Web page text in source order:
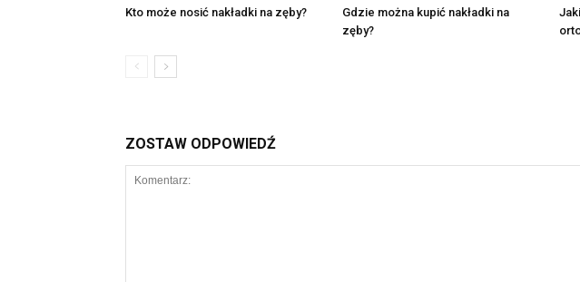
Kto może nosić nakładki na zęby?
Gdzie można kupić nakładki na
zęby?
ZOSTAW ODPOWIEDŹ